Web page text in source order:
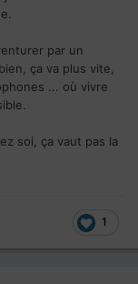
décision
hors
par un
ça va plus vite,
... où vivre
soi, ça vaut pas la
1